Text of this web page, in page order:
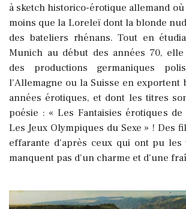
à sketch historico-érotique allemand
moins que la Loreleï dont la blonde
des bateliers rhénans. Tout en
Munich au début des années 70,
des productions germaniques
l'Allemagne ou la Suisse en exportent
années érotiques, et dont les titres
poésie : « Les Fantaisies érotiques
Les Jeux Olympiques du Sexe » ! Des
effarante d'après ceux qui ont pu les
manquent pas d'un charme et d'une